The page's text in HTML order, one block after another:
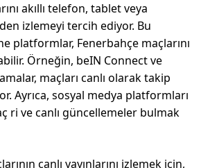
akıllı telefon, tablet veya
izlemeyi tercih ediyor. Bu
platformlar, Fenerbahçe maçlarını
Örneğin, beIN Connect ve
maçları canlı olarak takip
Ayrıca, sosyal medya platformları
ri ve canlı güncellemeler bulmak
canlı yayınlarını izlemek için,